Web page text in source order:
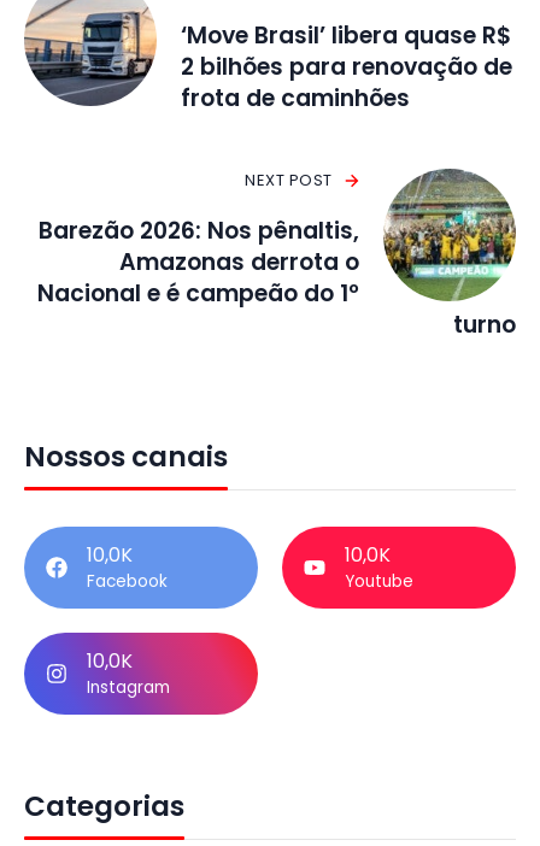
‘Move Brasil’ libera quase R$
2 bilhões para renovação de
frota de caminhões
NEXT POST
Barezão 2026: Nos pênaltis,
Amazonas derrota o
Nacional e é campeão do 1º
turno
Nossos canais
10,0K
Facebook
10,0K
Youtube
10,0K
Instagram
Categorias